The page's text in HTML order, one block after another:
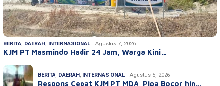
BERITA DAERAH INTERNASIONAL Agustus 7, 2026
KJM PT Masmindo Hadir 24 Jam, Warga Kini…
BERITA DAERAH INTERNASIONAL Agustus 5, 2026
Respons Cepat KJM PT MDA, Pipa Bocor hin…